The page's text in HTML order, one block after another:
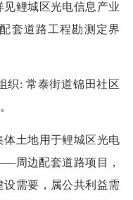
鲤城区光电信息产业
套道路工程勘测定界
: 常泰街道锦田社区
土地用于鲤城区光电
周边配套道路项目，
需要，属公共利益需